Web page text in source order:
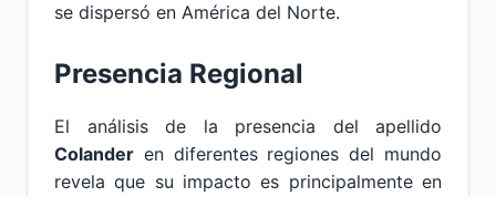
se dispersó en América del Norte.
Presencia Regional
El análisis de la presencia del apellido
Colander en diferentes regiones del mundo
revela que su impacto es principalmente en